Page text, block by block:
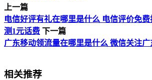
上一篇
电信好评有礼在哪里是什么 电信评价免费
测1元话费 下一篇
广东移动领流量在哪里是什么 微信关注
相关推荐